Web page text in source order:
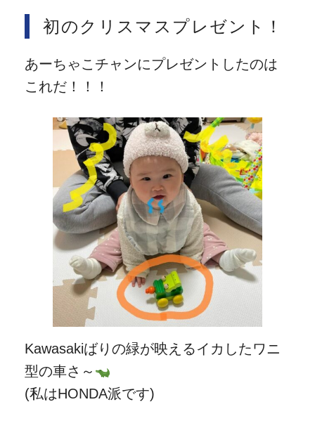
初のクリスマスプレゼント！
あーちゃこチャンにプレゼントしたのは
これだ！！！
Kawasakiばりの緑が映えるイカしたワニ
型の車さ～
(私はHONDA派です)